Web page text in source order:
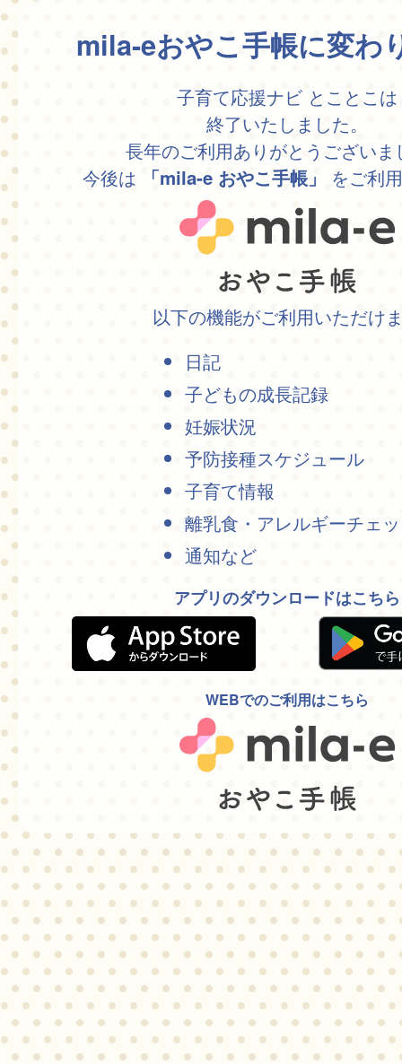
mila-eおやこ手帳に変わ
子育て応援ナビ とことこは
終了いたしました。
長年のご利用ありがとうございま
今後は
「mila-e おやこ手帳」 をご利
以下の機能がご利用いただけ
日記
子どもの成長記録
妊娠状況
予防接種スケジュール
子育て情報
離乳食・アレルギーチェ
通知など
アプリのダウンロードはこちら
WEBでのご利用はこちら